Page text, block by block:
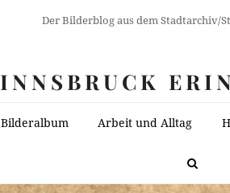
Der Bilderblog aus dem Stadtarchiv/
INNSBRUCK
Bilderalbum Arbeit und Alltag